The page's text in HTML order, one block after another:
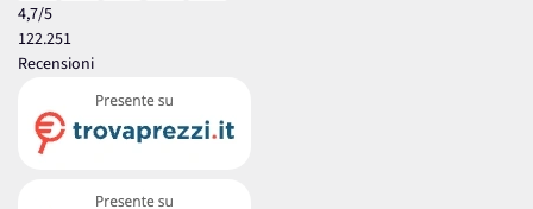
4,7/5
122.251
Recensioni